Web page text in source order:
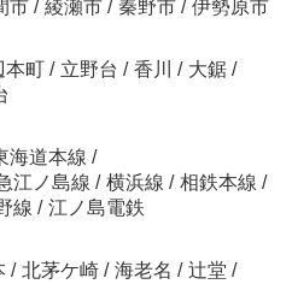
市 / 綾瀬市 / 秦野市 / 伊勢原市
本町 / 立野台 / 香川 / 大鋸 /
海道本線 /
江ノ島線 / 横浜線 / 相鉄本線 /
線 / 江ノ島電鉄
/ 北茅ケ崎 / 海老名 / 辻堂 /